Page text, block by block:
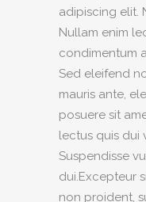
adipiscing elit.
Nullam enim
condimentum
Sed eleifend
mauris ante,
posuere sit
lectus quis dui
Suspendisse
dui.Excepteur
non proident,